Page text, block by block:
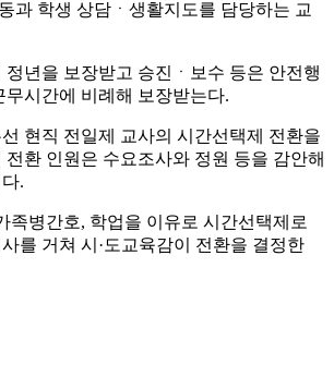
과 학생 상담ㆍ생활지도를 담당하는 교
정년을 보장받고 승진ㆍ보수 등은 안전행
무시간에 비례해 보장받는다.
현직 전일제 교사의 시간선택제 전환을
전환 인원은 수요조사와 정원 등을 감안해
.
족병간호, 학업을 이유로 시간선택제로
를 거쳐 시·도교육감이 전환을 결정한